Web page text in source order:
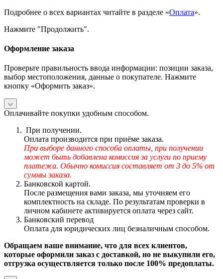
Подробнее о всех вариантах читайте в разделе «Оплата».
Нажмите "Продолжить".
Оформление заказа
Проверьте правильность ввода информации: позиции заказа,
выбор местоположения, данные о покупателе. Нажмите
кнопку «Оформить заказ».
Оплачивайте покупки удобным способом.
При получении.
Оплата производится при приёме заказа.
При выборе данного способа оплаты, при получении
может быть добавлена комиссия за услуги по приему
платежа. Обычно комиссия составляет от 3 до 5% от
суммы заказа.
Банковской картой.
После размещения вами заказа, мы уточняем его
комплектность на складе. По результатам проверки в
личном кабинете активируется оплата через сайт.
Банковский перевод
Оплата для юридических лиц безналичным способом.
Обращаем ваше внимание, что для всех клиентов,
которые оформили заказ с доставкой, но не выкупили его,
отгрузка осуществляется только после 100% предоплаты.